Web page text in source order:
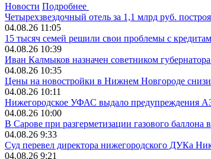
Новости Подробнее
Четырехзвездочный отель за 1,1 млрд руб.
04.08.26 11:05
15 тысяч семей решили свои проблемы с
04.08.26 10:39
Иван Калмыков назначен советником
04.08.26 10:35
Цены на новостройки в Нижнем Новгороде
04.08.26 10:11
Нижегородское УФАС выдало предупреждения
04.08.26 10:00
В Сарове при разгерметизации газового баллона
04.08.26 9:33
Суд перевел директора нижегородского ДУКа
04.08.26 9:21